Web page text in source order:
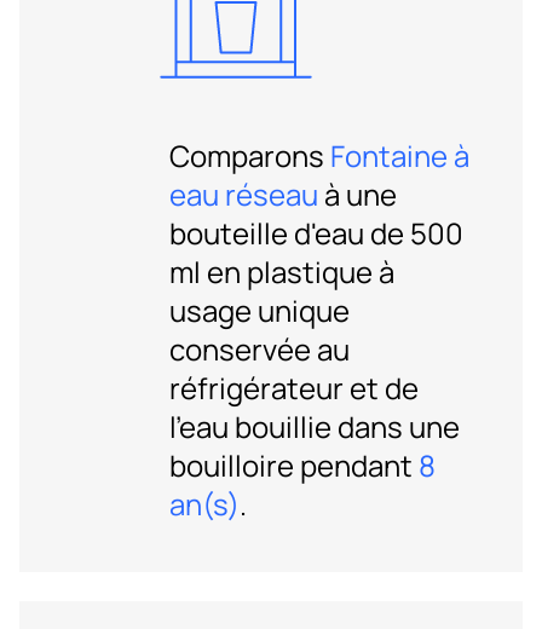
Comparons Fontaine à
eau réseau à une
bouteille d'eau de 500
ml en plastique à
usage unique
conservée au
réfrigérateur et de
l'eau bouillie dans une
bouilloire pendant 8
an(s).